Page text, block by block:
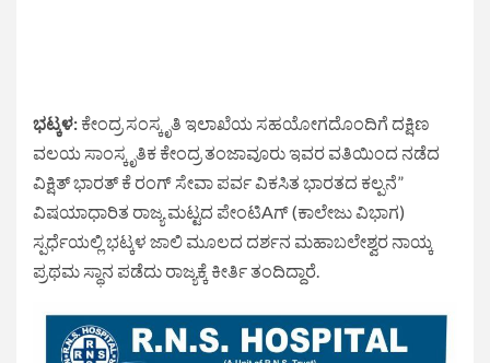
ಭಟ್ಕಳ: ಕೇಂದ್ರ ಸಂಸ್ಕೃತಿ ಇಲಾಖೆಯ ಸಹಯೋಗದೊಂದಿಗೆ ದಕ್ಷಿಣ
ವಲಯ ಸಾಂಸ್ಕೃತಿಕ ಕೇಂದ್ರ ತಂಜಾವೂರು ಇವರ ವತಿಯಿಂದ ನಡೆದ
ವಿಕ್ಷಿತ್ ಭಾರತ್ ಕೆ ರಂಗ್ ಸೇವಾ ಪರ್ವ ವಿಕಸಿತ ಭಾರತದ ಕಲ್ಪನೆ”
ವಿಷಯಾಧಾರಿತ ರಾಜ್ಯ ಮಟ್ಟದ ಪೇಂಟಿAಗ್ (ಕಾಲೇಜು ವಿಭಾಗ)
ಸ್ಪರ್ಧೆಯಲ್ಲಿ ಭಟ್ಕಳ ಜಾಲಿ ಮೂಲದ ದರ್ಶನ ಮಹಾಬಲೇಶ್ವರ ನಾಯ್ಕ
ಪ್ರಥಮ ಸ್ಥಾನ ಪಡೆದು ರಾಜ್ಯಕ್ಕೆ ಕೀರ್ತಿ ತಂದಿದ್ದಾರೆ.